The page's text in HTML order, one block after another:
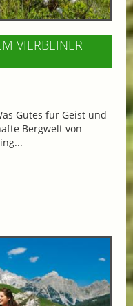
VIERBEINER
Gutes für Geist und
Bergwelt von